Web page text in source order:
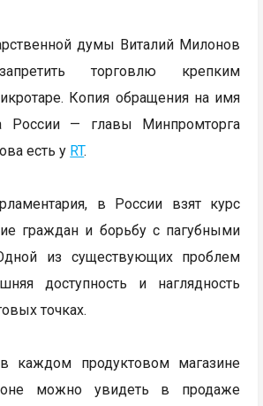
думы Виталий Милонов
торговлю крепким
Копия обращения на имя
России — главы Минпромторга
есть у RT.
в России взят курс
граждан и борьбу с пагубными
из существующих проблем
доступность и наглядность
точках.
в каждом продуктовом магазине
можно увидеть в продаже